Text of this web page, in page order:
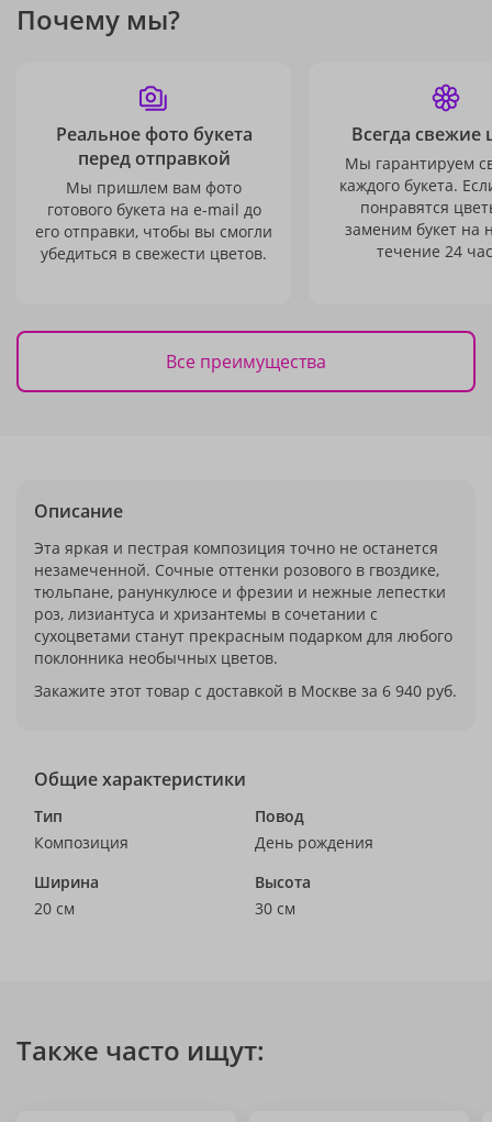
Почему мы?
Реальное фото букета
перед отправкой
Мы пришлем вам фото
готового букета на e-mail до
его отправки, чтобы вы смогли
убедиться в свежести цветов.
Всегда свежие
Мы гарантируем
каждого букета.
понравятся
заменим букет на
течение 24
Все преимущества
Описание
Эта яркая и пестрая композиция точно не останется
незамеченной. Сочные оттенки розового в гвоздике,
тюльпане, ранункулюсе и фрезии и нежные лепестки
роз, лизиантуса и хризантемы в сочетании с
сухоцветами станут прекрасным подарком для любого
поклонника необычных цветов.
Закажите этот товар с доставкой в Москве за 6 940 руб.
Общие характеристики
Тип
Композиция
Повод
День рождения
Ширина
20 см
Высота
30 см
Также часто ищут: